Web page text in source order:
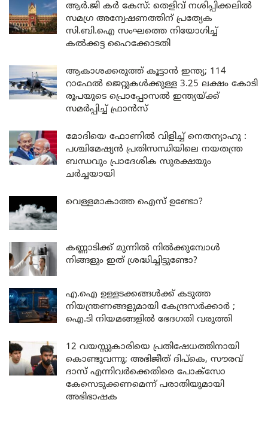
ആർ.ജി കർ കേസ്: തെളിവ് നശിപ്പിക്കലിൽ
സമഗ്ര അന്വേഷണത്തിന് പ്രത്യേക
സി.ബി.ഐ സംഘത്തെ നിയോഗിച്ച്
കൽക്കട്ട ഹൈക്കോടതി
ആകാശക്കരുത്ത് കൂട്ടാൻ ഇന്ത്യ; 114
റാഫേൽ ജെറ്റുകൾക്കുള്ള 3.25 ലക്ഷം കോടി
രൂപയുടെ പ്രൊപ്പോസൽ ഇന്ത്യയ്ക്ക്
സമർപ്പിച്ച് ഫ്രാൻസ്
മോദിയെ ഫോണിൽ വിളിച്ച് നെതന്യാഹു :
പശ്ചിമേഷ്യൻ പ്രതിസന്ധിയിലെ നയതന്ത്ര
ബന്ധവും പ്രാദേശിക സുരക്ഷയും
ചർച്ചയായി
വെള്ളമാകാത്ത ഐസ് ഉണ്ടോ?
കണ്ണാടിക്ക് മുന്നിൽ നിൽക്കുമ്പോൾ
നിങ്ങളും ഇത് ശ്രദ്ധിച്ചിട്ടുണ്ടോ?
എ.ഐ ഉള്ളടക്കങ്ങൾക്ക് കടുത്ത
നിയന്ത്രണങ്ങളുമായി കേന്ദ്രസർക്കാർ ;
ഐ.ടി നിയമങ്ങളിൽ ഭേദഗതി വരുത്തി
12 വയസ്സുകാരിയെ പ്രതിഷേധത്തിനായി
കൊണ്ടുവന്നു; അഭിജീത് ദിപ്കെ, സൗരവ്
ദാസ് എന്നിവർക്കെതിരെ പോക്സോ
കേസെടുക്കണമെന്ന് പരാതിയുമായി
അഭിഭാഷക